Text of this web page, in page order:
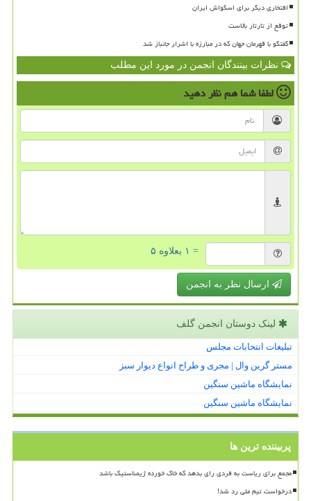
افتخاری دیگر برای اسکواش ایران
توقع از تارتار بالاست
گفتگو با قهرمان جهان که در مبارزه با اشرار جانباز شد
نظرات بینندگان انجمن در مورد این مطلب
لطفا شما همنظر دهید
= ۱ بعلاوه ۵
ارسال نظر به انجمن
لینک دوستان انجمن گلف
تبلیغات انتخابات مجلس
مستر گرین وال | مجری و طراح انواع دیوار سبز
نمایشگاه ماشین سنگین
نمایشگاه ماشین سنگین
پربیننده ترین ها
مجمع برای ریاست به فردی رای بدهد که خاک خورده ژیمناستیک باشد
درخواست تیم ملی رد شد!